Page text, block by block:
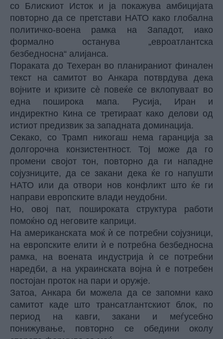
со Блискиот Исток и ја покажува амбицијата
повторно да се претстави НАТО како глобална
политичко-воена рамка на Западот, иако
формално останува „евроатлантска
безбедносна“ алијанса.
Пораката до Техеран во планираниот финален
текст на самитот во Анкара потврдува дека
војните и кризите сè повеќе се вклопуваат во
една поширока мапа. Русија, Иран и
индиректно Кина се третираат како делови од
истиот предизвик за западната доминација.
Секако, со Трамп никогаш нема гаранција за
долгорочна конзистентност. Тој може да го
промени својот тон, повторно да ги нападне
сојузниците, да се закани дека ќе го напушти
НАТО или да отвори нов конфликт што ќе ги
направи европските влади неудобни.
Но, овој пат, пошироката структура работи
помоќно од неговите каприци.
На американската моќ ѝ се потребни сојузници,
на европските елити ѝ е потребна безбедносна
рамка, на воената индустрија ѝ се потребни
наредби, а на украинската војна ѝ е потребен
постојан проток на пари и оружје.
Затоа, Анкара би можела да се запомни како
самитот каде што трансатлантскиот блок, по
период на кавги, закани и меѓусебно
понижување, повторно се обедини околу